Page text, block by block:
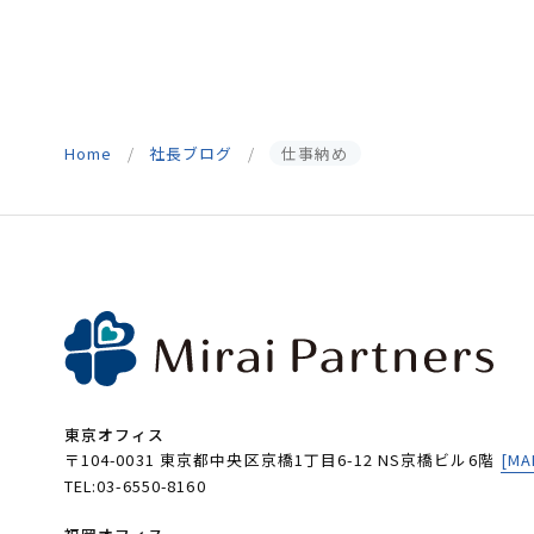
Home 社長ブログ 仕事納め
東京オフィス
〒104-0031 東京都中央区京橋1丁目6-12 NS京橋ビル6階
TEL:03-6550-8160